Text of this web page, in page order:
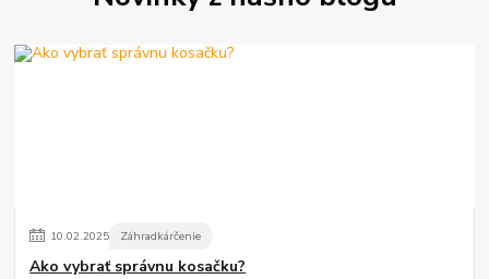
10.02.2025 Záhradkárčenie
Ako vybrať správnu kosačku?